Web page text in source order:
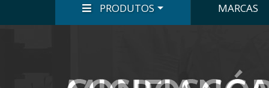
PRODUTOS MARCAS